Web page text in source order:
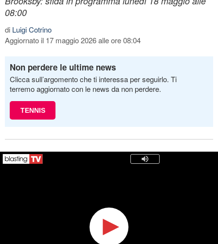
08:00
di Luigi Cotrino
Aggiornato il 17 maggio 2026 alle ore 08:04
Non perdere le ultime news
Clicca sull’argomento che ti interessa per seguirlo. Ti
terremo aggiornato con le news da non perdere.
TENNIS